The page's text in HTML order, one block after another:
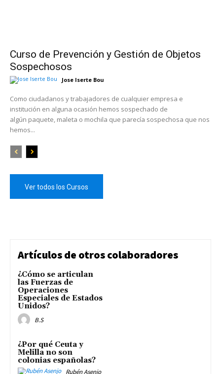
Curso de Prevención y Gestión de Objetos
Sospechosos
Jose Iserte Bou
Como ciudadanos y trabajadores de cualquier empresa e
institución en alguna ocasión hemos sospechado de
algún paquete, maleta o mochila que parecía sospechosa que nos
hemos...
Ver todos los Cursos
Artículos de otros colaboradores
¿Cómo se articulan
las Fuerzas de
Operaciones
Especiales de Estados
Unidos?
B.S
¿Por qué Ceuta y
Melilla no son
colonias españolas?
Rubén Asenjo